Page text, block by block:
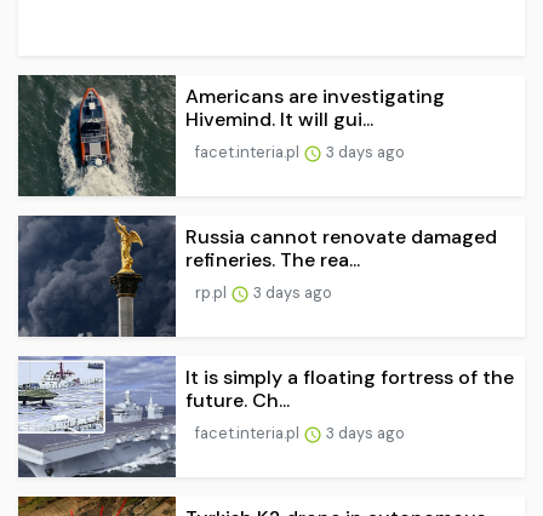
Americans are investigating
Hivemind. It will gui...
facet.interia.pl 3 days ago
Russia cannot renovate damaged
refineries. The rea...
rp.pl 3 days ago
It is simply a floating fortress of the
future. Ch...
facet.interia.pl 3 days ago